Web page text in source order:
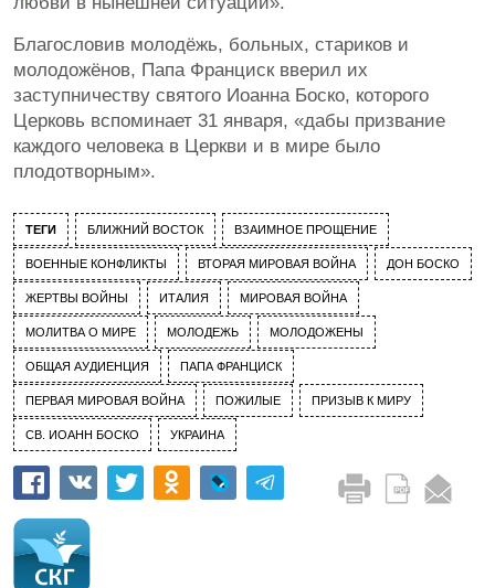
Благословив молодёжь, больных, стариков и
молодожёнов, Папа Франциск вверил их
заступничеству святого Иоанна Боско, которого
Церковь вспоминает 31 января, «дабы призвание
каждого человека в Церкви и в мире было
плодотворным».
ТЕГИ БЛИЖНИЙ ВОСТОК ВЗАИМНОЕ ПРОЩЕНИЕ
ВОЕННЫЕ КОНФЛИКТЫ ВТОРАЯ МИРОВАЯ ВОЙНА ДОН БОСКО
ЖЕРТВЫ ВОЙНЫ ИТАЛИЯ МИРОВАЯ ВОЙНА
МОЛИТВА О МИРЕ МОЛОДЕЖЬ МОЛОДОЖЕНЫ
ОБЩАЯ АУДИЕНЦИЯ ПАПА ФРАНЦИСК
ПЕРВАЯ МИРОВАЯ ВОЙНА ПОЖИЛЫЕ ПРИЗЫВ К МИРУ
СВ. ИОАНН БОСКО УКРАИНА